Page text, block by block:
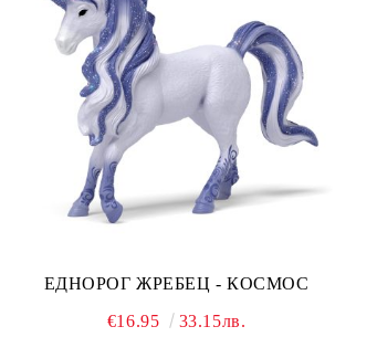
ЕДНОРОГ ЖРЕБЕЦ - КОСМОС
€16.95 33.15лв.